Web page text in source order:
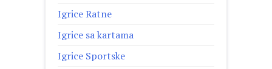
Igrice Ratne
Igrice sa kartama
Igrice Sportske